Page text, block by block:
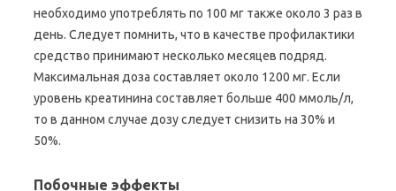
необходимо употреблять по 100 мг также около 3 раз в
день. Следует помнить, что в качестве профилактики
средство принимают несколько месяцев подряд.
Максимальная доза составляет около 1200 мг. Если
уровень креатинина составляет больше 400 ммоль/л,
то в данном случае дозу следует снизить на 30% и
50%.
Побочные эффекты